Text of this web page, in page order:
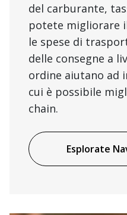
del carburante,
potete migliorare
le spese di
delle consegne a
ordine aiutano ad
cui è possibile
chain.
Esplorate